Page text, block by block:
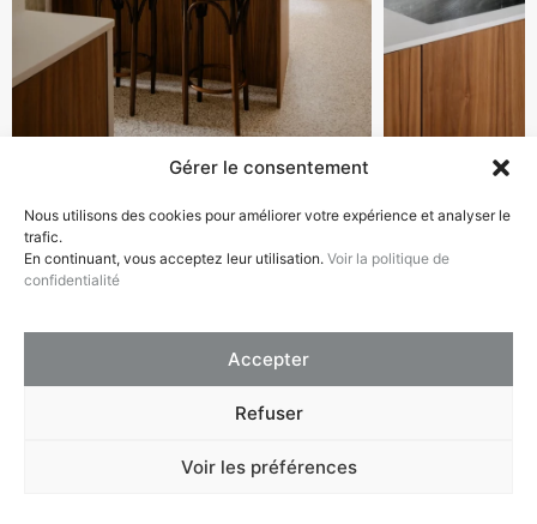
Gérer le consentement
Nous utilisons des cookies pour améliorer votre expérience et analyser le
trafic.
En continuant, vous acceptez leur utilisation. Voir la politique de
confidentialité
Accepter
Refuser
Voir les préférences